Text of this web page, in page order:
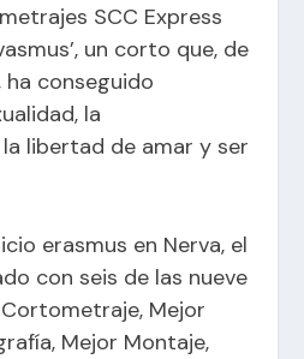
SCC Express
un corto que, de
conseguido
la
libertad de amar y ser
erasmus en Nerva, el
con seis de las nueve
Mejor
Mejor Montaje,